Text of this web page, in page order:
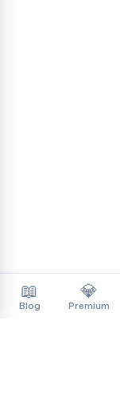
📖
Blog
💎
Premium